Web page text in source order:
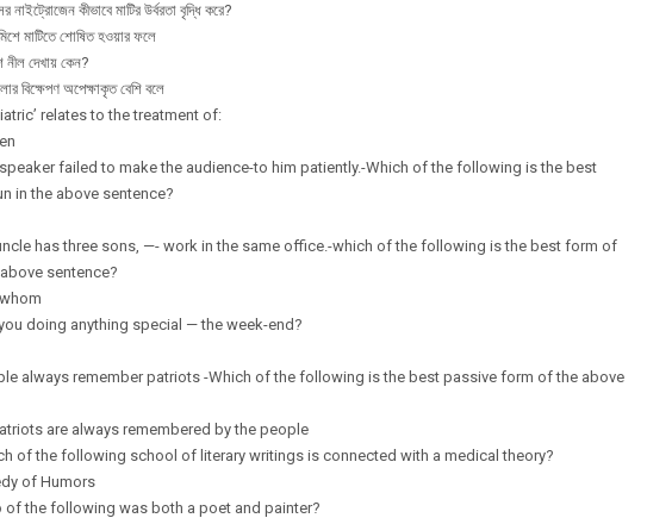
কীভাবে মাটির উর্বরতা বৃদ্ধি করে?
মাটিতে শোষিত হওয়ার ফলে
দেখায় কেন?
অপেক্ষাকৃত বেশি বলে
relates to the treatment of:
failed to make the audience-to him patiently.-Which of the following is the best
in the above sentence?
has three sons, —- work in the same office.-which of the following is the best form of
sentence?
doing anything special — the week-end?
always remember patriots -Which of the following is the best passive form of the above
are always remembered by the people
of the following school of literary writings is connected with a medical theory?
of Humors
of the following was both a poet and painter?